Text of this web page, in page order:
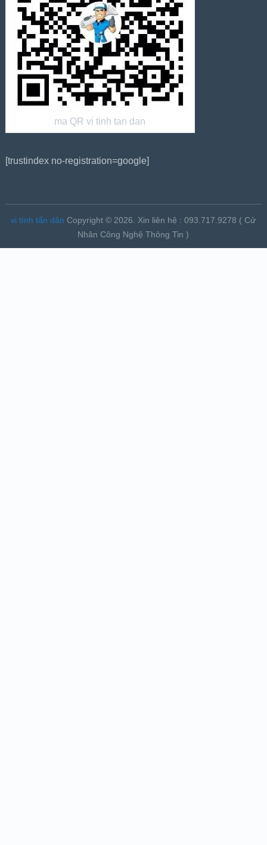
ma QR vi tinh tan dan
[trustindex no-registration=google]
vi tính tấn dân Copyright © 2026.
Xin liên hệ : 093.717.9278 ( Cử
Nhân Công Nghệ Thông Tin )